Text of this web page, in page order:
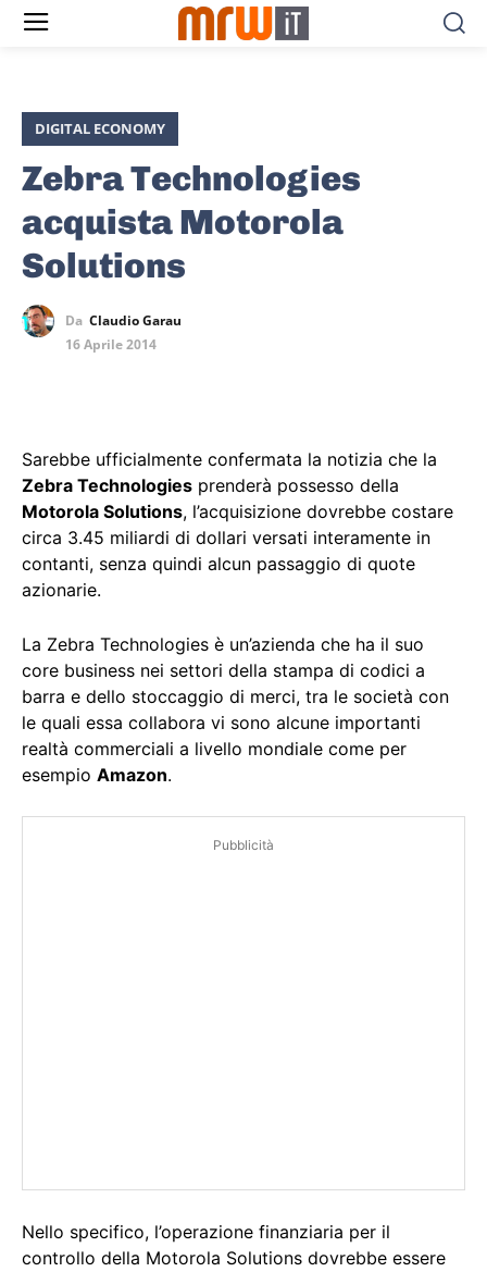
DIGITAL ECONOMY
Zebra Technologies
acquista Motorola
Solutions
Da Claudio Garau
16 Aprile 2014
Sarebbe ufficialmente confermata la notizia che la
Zebra Technologies prenderà possesso della
Motorola Solutions, l’acquisizione dovrebbe costare
circa 3.45 miliardi di dollari versati interamente in
contanti, senza quindi alcun passaggio di quote
azionarie.
La Zebra Technologies è un’azienda che ha il suo
core business nei settori della stampa di codici a
barra e dello stoccaggio di merci, tra le società con
le quali essa collabora vi sono alcune importanti
realtà commerciali a livello mondiale come per
esempio Amazon.
Pubblicità
Nello specifico, l’operazione finanziaria per il
controllo della Motorola Solutions dovrebbe essere